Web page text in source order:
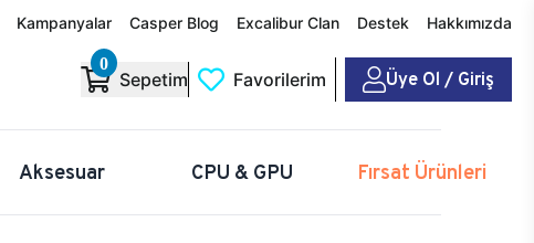
Kampanyalar Casper Blog Excalibur Clan Destek Hakkımızda
0
Sepetim Favorilerim Üye Ol / Giriş
Aksesuar CPU & GPU Fırsat Ürünleri